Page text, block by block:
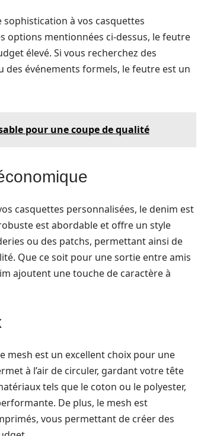
à vos casquettes
options mentionnées ci-dessus, le feutre
élevé. Si vous recherchez des
des événements formels, le feutre est un
pour une coupe de qualité
casquettes personnalisées, le denim est
est abordable et offre un style
ou des patchs, permettant ainsi de
Que ce soit pour une sortie entre amis
ajoutent une touche de caractère à
mesh est un excellent choix pour une
à l’air de circuler, gardant votre tête
tels que le coton ou le polyester,
De plus, le mesh est
vous permettant de créer des